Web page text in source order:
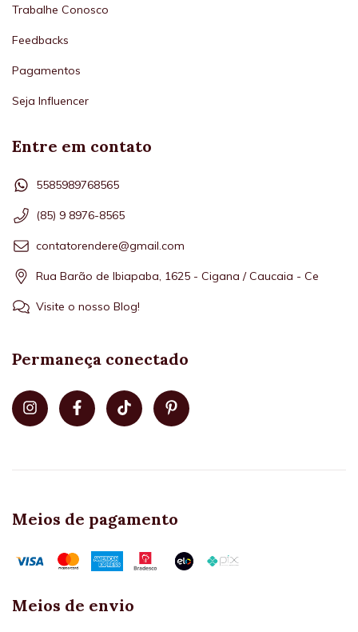
Trabalhe Conosco
Feedbacks
Pagamentos
Seja Influencer
Entre em contato
5585989768565
(85) 9 8976-8565
contatorendere@gmail.com
Rua Barão de Ibiapaba, 1625 - Cigana / Caucaia - Ce
Visite o nosso Blog!
Permaneça conectado
Meios de pagamento
Meios de envio